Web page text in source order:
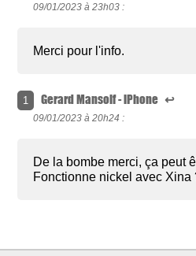
09/01/2023 à 23h03 :
Merci pour l'info.
1 Gerard Mansoif - iPhone ↩
09/01/2023 à 20h24 :
De la bombe merci, ça peut
Fonctionne nickel avec Xina